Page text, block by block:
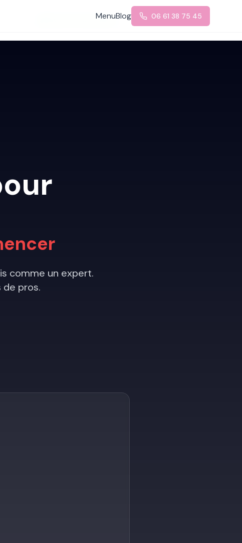
OUVERT ACTUELLEMENT 🇫🇷 Français
MenuBlog 06 61 38 75 45
comme un expert.
pros.